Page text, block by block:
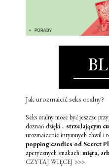
Jak urozmaicić seks oralny?
Seks oralny może być jeszcze
doznań dzięki... strzelającym
urozmaicenie intymnych chwil i
popping candies od Secret
apetycznych smakach: mięta,
CZYTAJ WIĘCEJ >>>